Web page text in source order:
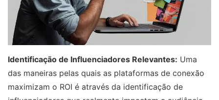
Identificação de Influenciadores Relevantes: Uma
das maneiras pelas quais as plataformas de conexão
maximizam o ROI é através da identificação de